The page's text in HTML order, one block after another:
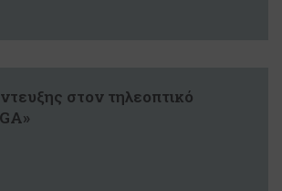
στον τηλεοπτικό